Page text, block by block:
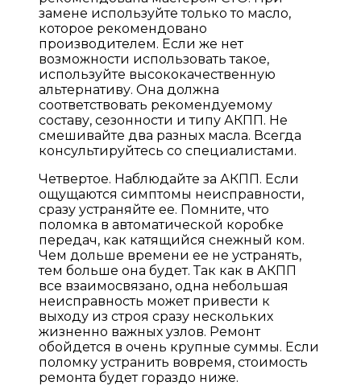
замене используйте только то масло,
которое рекомендовано
производителем. Если же нет
возможности использовать такое,
используйте высококачественную
альтернативу. Она должна
соответствовать рекомендуемому
составу, сезонности и типу АКПП. Не
смешивайте два разных масла. Всегда
консультируйтесь со специалистами.
Четвертое. Наблюдайте за АКПП. Если
ощущаются симптомы неисправности,
сразу устраняйте ее. Помните, что
поломка в автоматической коробке
передач, как катящийся снежный ком.
Чем дольше времени ее не устранять,
тем больше она будет. Так как в АКПП
все взаимосвязано, одна небольшая
неисправность может привести к
выходу из строя сразу нескольких
жизненно важных узлов. Ремонт
обойдется в очень крупные суммы. Если
поломку устранить вовремя, стоимость
ремонта будет гораздо ниже.